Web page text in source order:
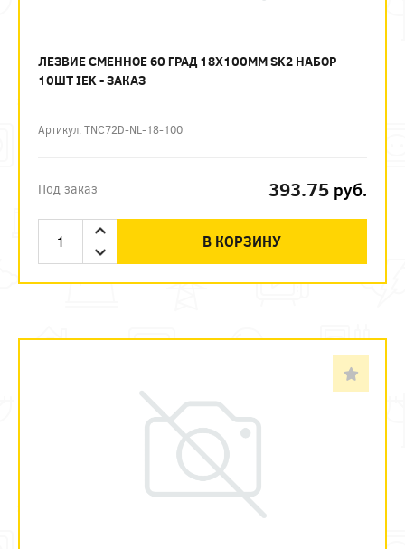
ЛЕЗВИЕ СМЕННОЕ 60 ГРАД 18Х100ММ SK2 НАБОР
10ШТ IEK - ЗАКАЗ
Артикул: TNC72D-NL-18-100
Под заказ 393.75 руб.
В КОРЗИНУ